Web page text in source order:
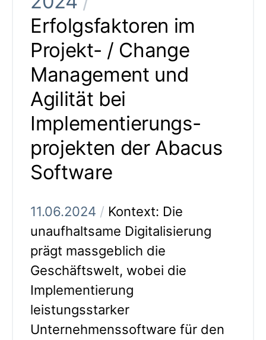
Erfolgsfaktoren im
Projekt- / Change
Management und
Agilität bei
Implementierungs-
projekten der Abacus
Software
11.06.2024 / Kontext: Die
unaufhaltsame Digitalisierung
prägt massgeblich die
Geschäftswelt, wobei die
Implementierung
leistungsstarker
Unternehmenssoftware für den